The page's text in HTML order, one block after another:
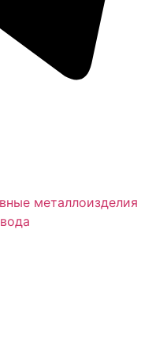
металлоизделия